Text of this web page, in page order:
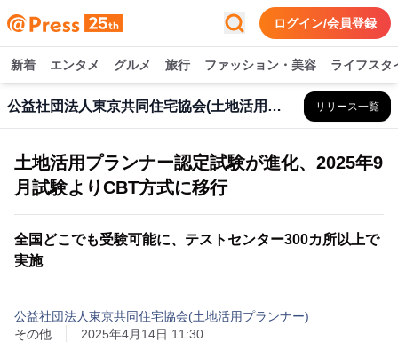
ログイン/会員登録
新着 エンタメ グルメ 旅行 ファッション・美容 ライフスタ
公益社団法人東京共同住宅協会(土地活用プランナー) リリース一覧
土地活用プランナー認定試験が進化、2025年9
月試験よりCBT方式に移行
全国どこでも受験可能に、テストセンター300カ所以上で
実施
公益社団法人東京共同住宅協会(土地活用プランナー)
その他
2025年4月14日 11:30